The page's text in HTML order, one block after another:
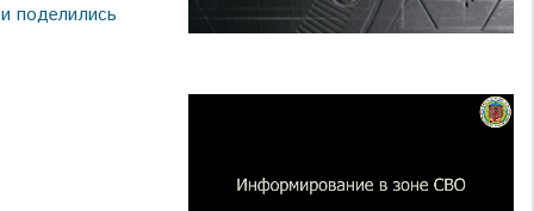
поделились